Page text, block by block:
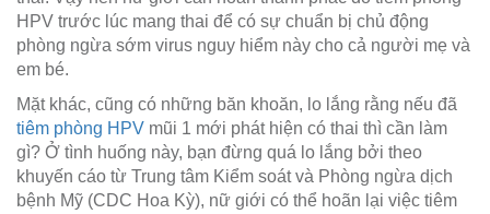
HPV trước lúc mang thai để có sự chuẩn bị chủ động
phòng ngừa sớm virus nguy hiểm này cho cả người mẹ và
em bé.
Mặt khác, cũng có những băn khoăn, lo lắng rằng nếu đã
tiêm phòng HPV mũi 1 mới phát hiện có thai thì cần làm
gì? Ở tình huống này, bạn đừng quá lo lắng bởi theo
khuyến cáo từ Trung tâm Kiểm soát và Phòng ngừa dịch
bệnh Mỹ (CDC Hoa Kỳ), nữ giới có thể hoãn lại việc tiêm